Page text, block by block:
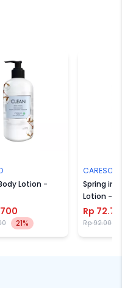
Lotion -
21%
CARESO
Spring in
Lotion -
Rp
Rp 92.000